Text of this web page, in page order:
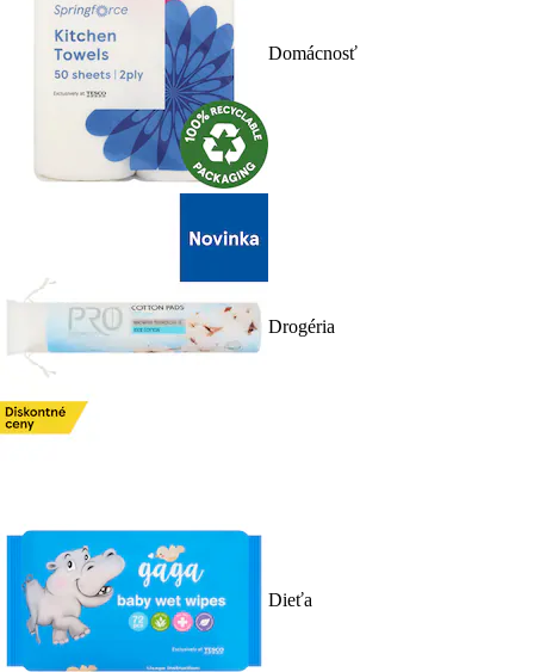
Domácnosť
Drogéria
Dieťa